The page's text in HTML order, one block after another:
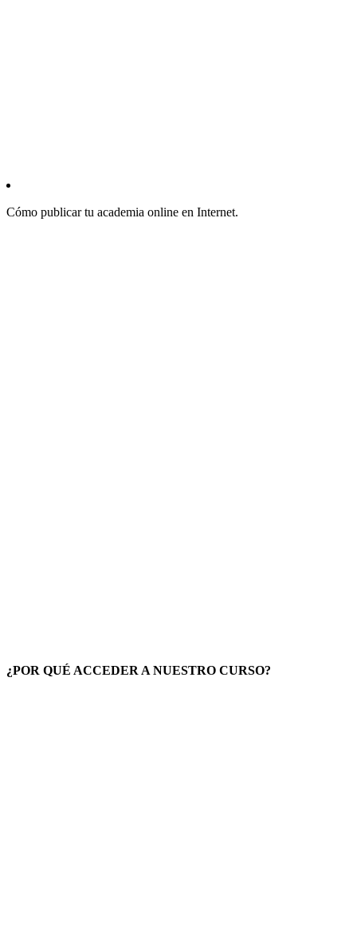
Cómo publicar tu academia online en Internet.
¿POR QUÉ ACCEDER A NUESTRO CURSO?